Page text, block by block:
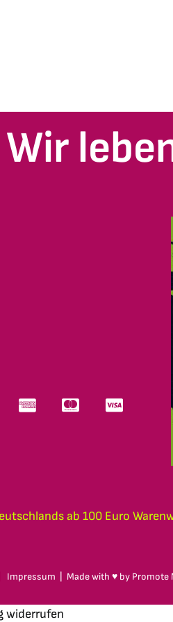
ab 100 Euro
Impressum | Made with ♥ by Promote
widerrufen